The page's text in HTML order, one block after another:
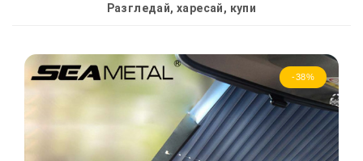
Разгледай, харесай, купи
-38%